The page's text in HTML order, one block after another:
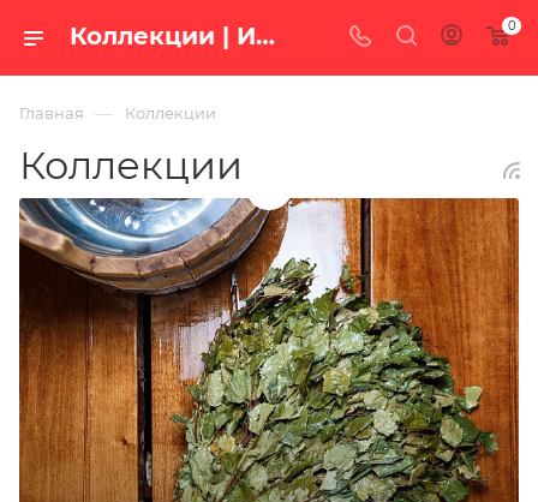
Коллекции | Интернет-магазине «100 печей.ру» 0
Главная — Коллекции
Коллекции